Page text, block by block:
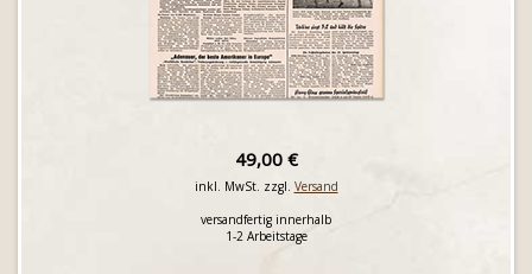
49,00 €
inkl. MwSt. zzgl. Versand
versandfertig innerhalb
1-2 Arbeitstage